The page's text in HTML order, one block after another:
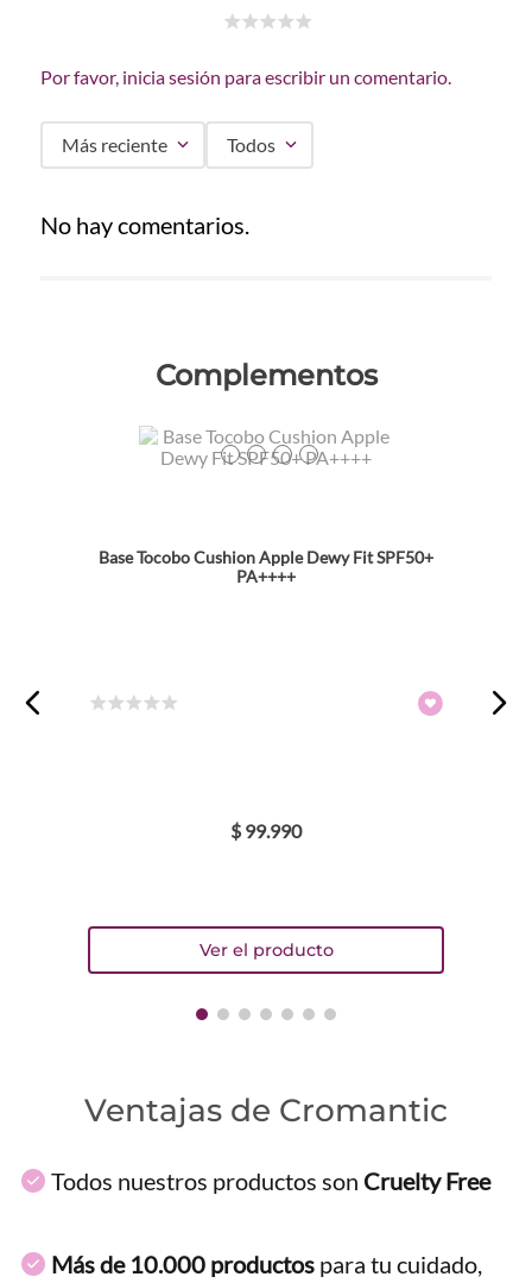
Por favor, inicia sesión para escribir un comentario.
Más reciente Todos
No hay comentarios.
Complementos
Base Tocobo Cushion Apple Dewy Fit SPF50+
PA++++
$ 99.990
Ventajas de Cromantic
Todos nuestros productos son Cruelty Free
Más de 10.000 productos para tu cuidado,